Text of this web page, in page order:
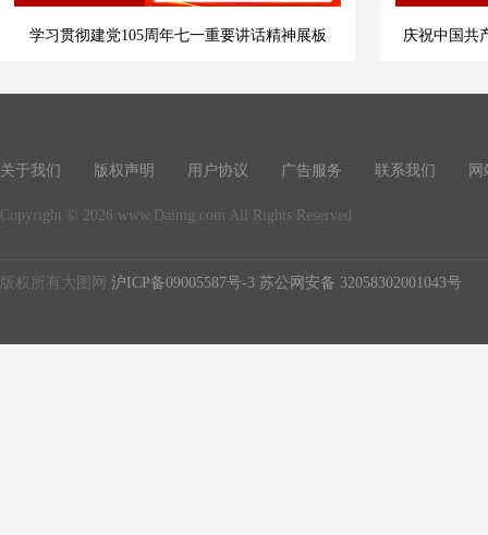
学习贯彻建党105周年七一重要讲话精神展板 庆祝中国共
关于我们 版权声明 用户协议 广告服务 联系我们 网
Copyright © 2026 www.Daimg.com All Rights Reserved
版权所有大图网 沪ICP备09005587号-3 苏公网安备 32058302001043号